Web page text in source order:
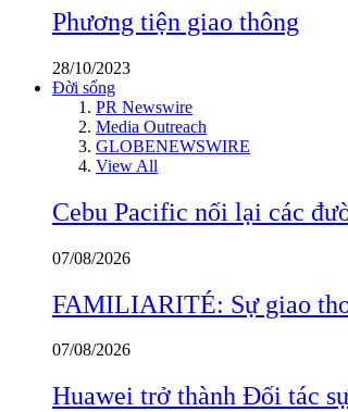
Phương tiện giao thông
28/10/2023
Đời sống
PR Newswire
Media Outreach
GLOBENEWSWIRE
View All
Cebu Pacific nối lại các
07/08/2026
FAMILIARITÉ: Sự giao
07/08/2026
Huawei trở thành Đối tác